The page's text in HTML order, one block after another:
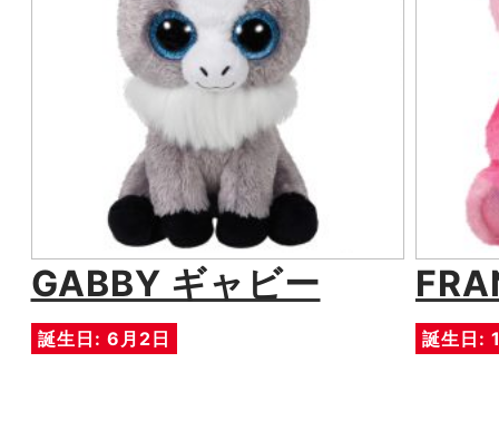
GABBY ギャビー
誕生日: 6月2日 誕生日: